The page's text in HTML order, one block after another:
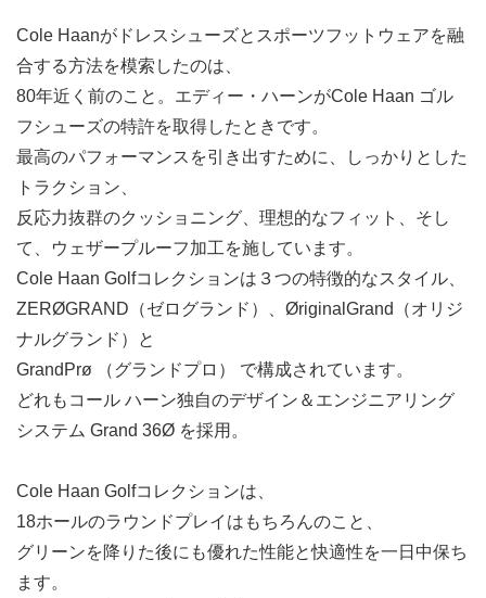
Cole Haanがドレスシューズとスポーツフットウェアを融
合する方法を模索したのは、
80年近く前のこと。エディー・ハーンがCole Haan ゴル
フシューズの特許を取得したときです。
最高のパフォーマンスを引き出すために、しっかりとした
トラクション、
反応力抜群のクッショニング、理想的なフィット、そし
て、ウェザープルーフ加工を施しています。
Cole Haan Golfコレクションは３つの特徴的なスタイル、
ZERØGRAND（ゼログランド）、ØriginalGrand（オリジ
ナルグランド）と
GrandPrø （グランドプロ） で構成されています。
どれもコール ハーン独自のデザイン＆エンジニアリング
システム Grand 36Ø を採用。
Cole Haan Golfコレクションは、
18ホールのラウンドプレイはもちろんのこと、
グリーンを降りた後にも優れた性能と快適性を一日中保ち
ます。